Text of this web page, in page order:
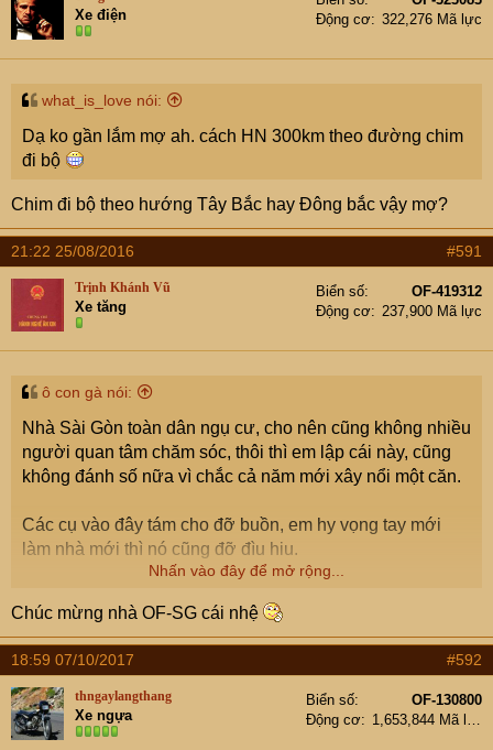
Xe điện
Động cơ
322,276 Mã lực
what_is_love nói:
Dạ ko gần lắm mợ ah. cách HN 300km theo đường chim
đi bộ
Chim đi bộ theo hướng Tây Bắc hay Đông bắc vậy mợ?
21:22 25/08/2016 #591
Trịnh Khánh Vũ
Xe tăng
Biển số
OF-419312
Động cơ
237,900 Mã lực
ô con gà nói:
Nhà Sài Gòn toàn dân ngụ cư, cho nên cũng không nhiều
người quan tâm chăm sóc, thôi thì em lập cái này, cũng
không đánh số nữa vì chắc cả năm mới xây nổi một căn.
Các cụ vào đây tám cho đỡ buồn, em hy vọng tay mới
làm nhà mới thì nó cũng đỡ đìu hiu.
Nhấn vào đây để mở rộng...
Chúc mừng nhà OF-SG cái nhệ
18:59 07/10/2017 #592
thngaylangthang
Xe ngựa
Biển số
OF-130800
Động cơ
1,653,844 Mã lực